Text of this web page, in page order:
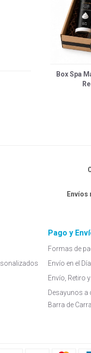
Box Spa
Pago y
Formas de
Envío en el
Envío, Retiro
Desayunos a
Barra de